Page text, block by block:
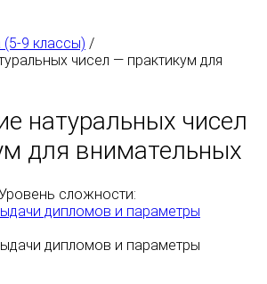
9 классы) /
чисел — практикум для
натуральных чисел
для внимательных
сложности:
дипломов и параметры
дипломов и параметры